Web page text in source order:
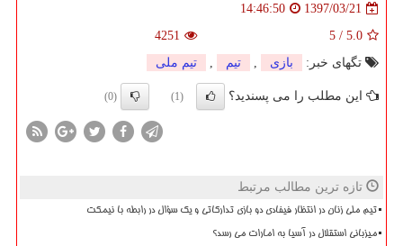
1397/03/21
14:46:50
5.0
/
5
4251
تگهای خبر:
بازی , تیم , تیم ملی
این مطلب را می پسندید؟ (1)
(0)
تازه ترین مطالب مرتبط
تیم ملی زنان در انتظار فیفادی دو بازی تدارکاتی و یک سؤال در رابطه با نیمکت
میزبانی استقلال در آسیا به امارات می رسد؟